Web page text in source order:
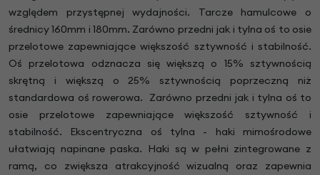
względem przystępnej wydajności. Tarcze hamulcowe o
średnicy 160mm i 180mm. Zarówno przedni jak i tylna oś to osie
przelotowe zapewniające większość sztywność i stabilność.
Oś przelotowa odznacza się większą o 15% sztywnością
skrętną i większą o 25% sztywnością poprzeczną niż
standardowa oś rowerowa. Zarówno przedni jak i tylna oś to
osie przelotowe zapewniające większość sztywność i
stabilność. Ekscentryczna oś tylna - haki mimośrodowe
ułatwiają napinane paska. Haki są w pełni zintegrowane z
ramą, co zwiększa atrakcyjność wizualną oraz zapewnia